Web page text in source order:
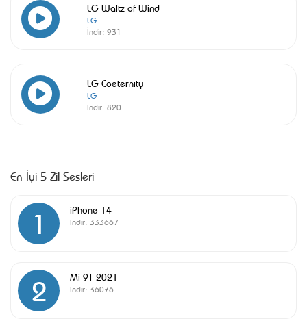
LG Waltz of Wind
LG
İndir: 931
LG Coeternity
LG
İndir: 820
En İyi 5 Zil Sesleri
1 iPhone 14
İndir: 333667
2 Mi 9T 2021
İndir: 36076